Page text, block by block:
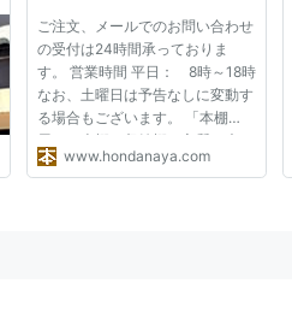
ご注文、メールでのお問い合わせ
の受付は24時間承っておりま
す。 営業時間 平日： 8時～18時
なお、土曜日は予告なしに変動す
る場合もございます。 「本棚
屋」の本棚・収納棚は良質で木の
香り豊かな北欧パイン無垢集成材
www.hondanaya.com